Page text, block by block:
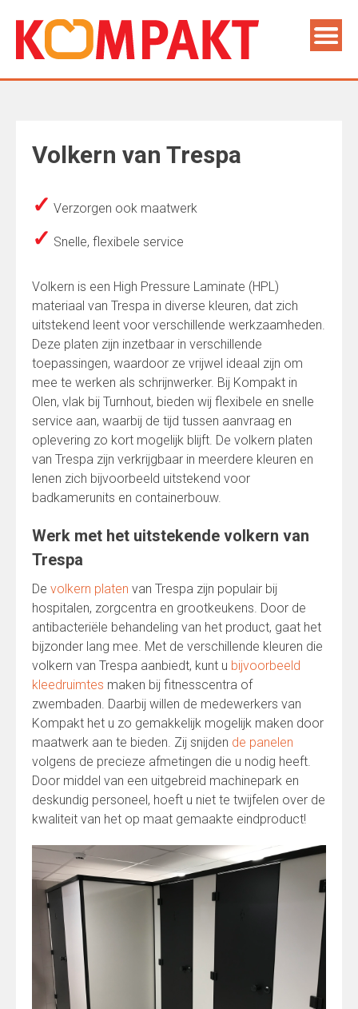
Volkern van Trespa
✓ Verzorgen ook maatwerk
✓ Snelle, flexibele service
Volkern is een High Pressure Laminate (HPL)
materiaal van Trespa in diverse kleuren, dat zich
uitstekend leent voor verschillende werkzaamheden.
Deze platen zijn inzetbaar in verschillende
toepassingen, waardoor ze vrijwel ideaal zijn om
mee te werken als schrijnwerker. Bij Kompakt in
Olen, vlak bij Turnhout, bieden wij flexibele en snelle
service aan, waarbij de tijd tussen aanvraag en
oplevering zo kort mogelijk blijft. De volkern platen
van Trespa zijn verkrijgbaar in meerdere kleuren en
lenen zich bijvoorbeeld uitstekend voor
badkamerunits en containerbouw.
Werk met het uitstekende volkern van
Trespa
De volkern platen van Trespa zijn populair bij
hospitalen, zorgcentra en grootkeukens. Door de
antibacteriële behandeling van het product, gaat het
bijzonder lang mee. Met de verschillende kleuren die
volkern van Trespa aanbiedt, kunt u bijvoorbeeld
kleedruimtes maken bij fitnesscentra of
zwembaden. Daarbij willen de medewerkers van
Kompakt het u zo gemakkelijk mogelijk maken door
maatwerk aan te bieden. Zij snijden de panelen
volgens de precieze afmetingen die u nodig heeft.
Door middel van een uitgebreid machinepark en
deskundig personeel, hoeft u niet te twijfelen over de
kwaliteit van het op maat gemaakte eindproduct!